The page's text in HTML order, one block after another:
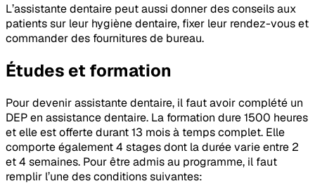
L’assistante dentaire peut aussi donner des conseils aux
patients sur leur hygiène dentaire, fixer leur rendez-vous et
commander des fournitures de bureau.
Études et formation
Pour devenir assistante dentaire, il faut avoir complété un
DEP en assistance dentaire. La formation dure 1500 heures
et elle est offerte durant 13 mois à temps complet. Elle
comporte également 4 stages dont la durée varie entre 2
et 4 semaines. Pour être admis au programme, il faut
remplir l’une des conditions suivantes: